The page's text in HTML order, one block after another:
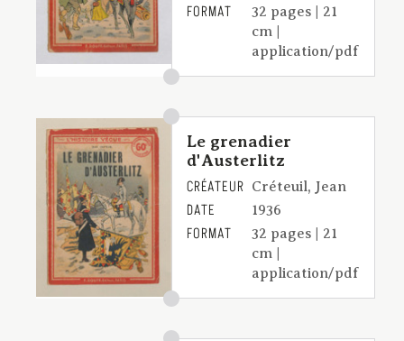
FORMAT
32 pages | 21
cm |
application/pdf
Le grenadier
d'Austerlitz
CRÉATEUR Créteuil, Jean
DATE 1936
FORMAT
32 pages | 21
cm |
application/pdf